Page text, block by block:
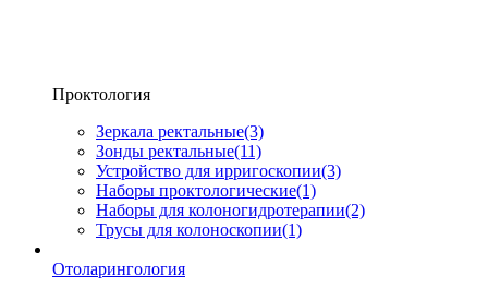
Проктология
Зеркала ректальные(3)
Зонды ректальные(11)
Устройство для ирригоскопии(3)
Наборы проктологические(1)
Наборы для колоногидротерапии(2)
Трусы для колоноскопии(1)
Отоларингология